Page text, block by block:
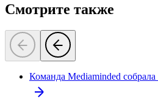
Смотрите также
Команда Mediaminded собрала